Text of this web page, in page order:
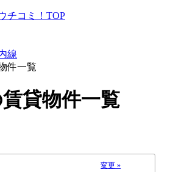
チコミ！TOP
線
件一覧
貸物件一覧
変更 »